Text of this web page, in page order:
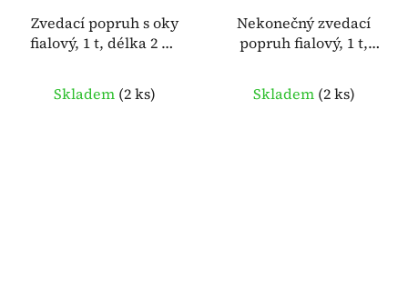
Zvedací popruh s oky
fialový, 1 t, délka 2 m,
Skladem (2 ks)
Nekonečný zvedací
popruh fialový, 1 t,
Skladem (2 ks)